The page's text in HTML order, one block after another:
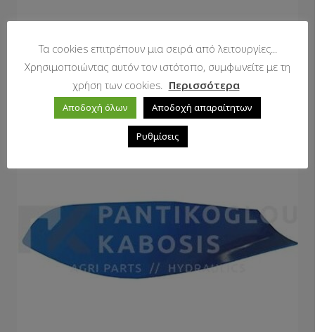
Τα cookies επιτρέπουν μια σειρά από λειτουργίες...
Χρησιμοποιώντας αυτόν τον ιστότοπο, συμφωνείτε με τη
χρήση των cookies. Περισσότερα
Αποδοχή όλων Αποδοχή απαραίτητων
Ρυθμίσεις